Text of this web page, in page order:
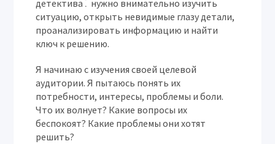
детектива⁚ нужно внимательно изучить
ситуацию, открыть невидимые глазу детали,
проанализировать информацию и найти
ключ к решению.
Я начинаю с изучения своей целевой
аудитории. Я пытаюсь понять их
потребности, интересы, проблемы и боли.
Что их волнует? Какие вопросы их
беспокоят? Какие проблемы они хотят
решить?